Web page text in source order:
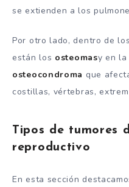
se extienden a los
Por otro lado, dentro de
están los osteomasy en la
osteocondroma que
costillas, vértebras,
Tipos de tumores
reproductivo
En esta sección